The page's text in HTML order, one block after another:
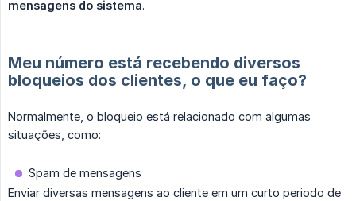
mensagens do sistema.
Meu número está recebendo diversos
bloqueios dos clientes, o que eu faço?
Normalmente, o bloqueio está relacionado com algumas
situações, como:
Spam de mensagens
Enviar diversas mensagens ao cliente em um curto periodo de